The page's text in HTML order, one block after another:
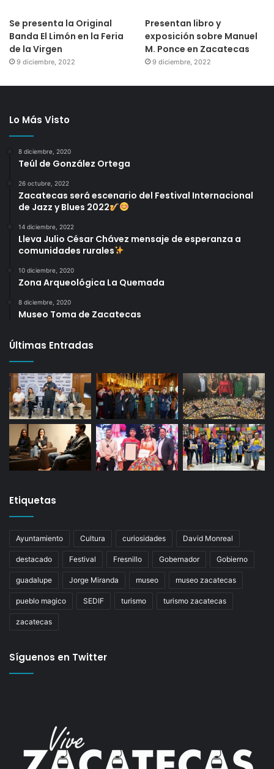
Se presenta la Original
Banda El Limón en la Feria
de la Virgen
9 diciembre, 2022
Presentan libro y
exposición sobre Manuel
M. Ponce en Zacatecas
9 diciembre, 2022
Lo Más Visto
8 diciembre, 2020
Teúl de González Ortega
26 octubre, 2022
Zacatecas será escenario del Festival Internacional
de Jazz y Blues 2022
14 diciembre, 2022
Lleva Julio César Chávez mensaje de esperanza a
comunidades rurales
10 diciembre, 2020
Zona Arqueológica La Quemada
8 diciembre, 2020
Museo Toma de Zacatecas
Últimas Entradas
Etiquetas
Ayuntamiento Cultura curiosidades David Monreal
destacado Festival Fresnillo Gobernador Gobierno
guadalupe Jorge Miranda museo museo zacatecas
pueblo magico SEDIF turismo turismo zacatecas
zacatecas
Síguenos en Twitter